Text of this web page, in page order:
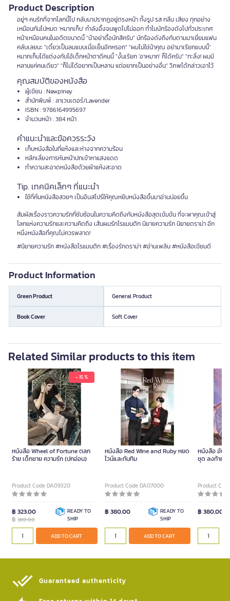
Product Description
อยู่ๆ คนรักที่จากโลกนี้ไป กลับมาปรากฏอยู่ตรงหน้า ทั้งรูป รส กลิ่น เสียง ทุกอย่าง
เหมือนกันไปหมด 'หมากเก็บ' กำลังอึ้งจนพูดไปไม่ออก ทำไมนักร้องดังไปทั่วประเทศ
หน้าเหมือนคนในอดีตขนาดนี้ "น้าอย่าดื้อนักสิครับ" นักร้องดังถึงกับตามมาเยี่ยมแฟน
คลับเลยนะ "เดี๋ยวเป็นลมแบบเมื่อเย็นอีกหรอก" "ผมไม่ใช่น้าคุณ อย่ามาเรียกแบบนี้"
หมากเก็บได้แต่งงกับไอ้เด็กหน้าตาดีคนนี้ "งั้นเรียก 'อาหมาก' ก็ได้ครับ" "ทะลึ่ง! ผมมี
หลานแค่คนเดียว" "ก็ไม่ได้อยากเป็นหลาน แต่อยากเป็นอย่างอื่น" วิภพได้กล่าวเอาไว้
คุณสมบัติของหนังสือ
ผู้เขียน : Newpiney
สำนักพิมพ์ : ลาเวนเดอร์/Lavender
ISBN : 9786164995697
จำนวนหน้า : 384 หน้า
คำแนะนำและข้อควรระวัง
เก็บหนังสือในที่แห้งและห่างจากความร้อน
หลีกเลี่ยงการหันหน้าปกเข้าหาแสงแดด
ทำความสะอาดหนังสือด้วยผ้าแห้งสะอาด
Tip. เทคนิคเล็กๆ ที่แนะนำ
ใช้ที่คั่นหนังสือสวยๆ เป็นอินสไปร์ให้คุณหยิบหนังสือขึ้นมาอ่านบ่อยขึ้น
สัมผัสเรื่องราวความรักที่ซับซ้อนในความคิดถึงกับหนังสือสุดเข้มข้น ที่จะพาคุณเข้าสู่
โลกแห่งความรักและความคิดถึง เส้นผมรักโรแมนติก นิยายความรัก นิยายดราม่า อีก
หนึ่งหนังสือที่คุณไม่ควรพลาด!
#นิยายความรัก #หนังสือโรแมนติก #เรื่องรักดราม่า #อ่านเพลิน #หนังสือเขียนดี
Product Information
Green Product General Product
Book Cover Soft Cover
Related Similar products to this item
- 15 %
หนังสือ Wheel of Fortune ตลก
ร้าย เด็กชาย ความรัก (ปกอ่อน)
Product Code DA09320
฿ 323.00
฿ 380.00
READY TO
SHIP
ADD TO CART
หนังสือ Red Wine and Ruby หยด
ไวน์และทับทิม
Product Code DA07000
฿ 380.00
READY TO
SHIP
ADD TO CART
หนังสือ อันเ
ชุด ลงท้ายด้
Product
฿ 380.00
Guaranteed authenticity​